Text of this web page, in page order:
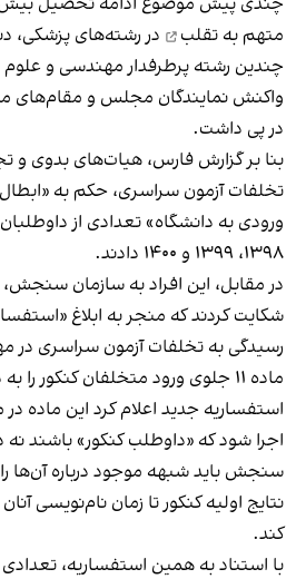
متهم به تقلب
در رشته‌های پزشکی،
چندین رشته پرطرفدار مهندسی و
واکنش نمایندگان مجلس و مقام‌های
در پی داشت.
بنا بر گزارش فارس، هیات‌های بدوی و
تخلفات آزمون سراسری، حکم به
ورودی به دانشگاه» تعدادی از
۱۳۹۸، ۱۳۹۹ و ۱۴۰۰ دادند.
در مقابل، این افراد به سازمان
رسیدگی به تخلفات آزمون سراسری
ماده ۱۱ جلوی ورود متخلفان کنکور
استفساریه جدید اعلام کرد این ماده
اجرا شود که «داوطلب کنکور» باشند
سنجش باید شبهه موجود درباره آن‌ها را
نتایج اولیه کنکور تا زمان نام‌نویسی
کند.
با استناد به همین استفساریه،